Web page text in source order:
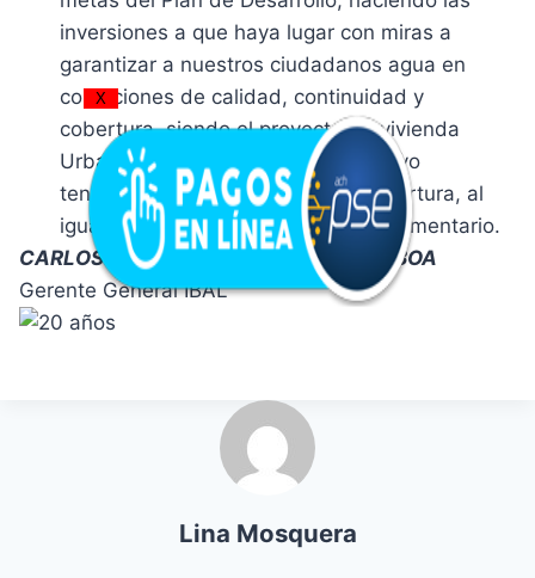
inversiones a que haya lugar con miras a
garantizar a nuestros ciudadanos agua en
condiciones de calidad, continuidad y
cobertura, siendo el proyecto de vivienda
Urbanización “El Escobal”, un objetivo
tendiente a la ampliación de la cobertura, al
igual que lo es el Acueducto Complementario.
CARLOS FERNANDO GUTIÉRREZ GAMBOA
Gerente General IBAL
Lina Mosquera
X